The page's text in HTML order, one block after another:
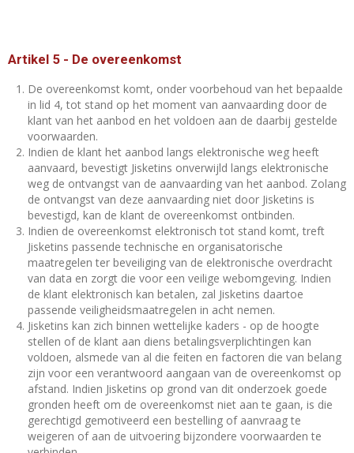
Artikel 5 - De overeenkomst
De overeenkomst komt, onder voorbehoud van het bepaalde
in lid 4, tot stand op het moment van aanvaarding door de
klant van het aanbod en het voldoen aan de daarbij gestelde
voorwaarden.
Indien de klant het aanbod langs elektronische weg heeft
aanvaard, bevestigt Jisketins onverwijld langs elektronische
weg de ontvangst van de aanvaarding van het aanbod. Zolang
de ontvangst van deze aanvaarding niet door Jisketins is
bevestigd, kan de klant de overeenkomst ontbinden.
Indien de overeenkomst elektronisch tot stand komt, treft
Jisketins passende technische en organisatorische
maatregelen ter beveiliging van de elektronische overdracht
van data en zorgt die voor een veilige webomgeving. Indien
de klant elektronisch kan betalen, zal Jisketins daartoe
passende veiligheidsmaatregelen in acht nemen.
Jisketins kan zich binnen wettelijke kaders - op de hoogte
stellen of de klant aan diens betalingsverplichtingen kan
voldoen, alsmede van al die feiten en factoren die van belang
zijn voor een verantwoord aangaan van de overeenkomst op
afstand. Indien Jisketins op grond van dit onderzoek goede
gronden heeft om de overeenkomst niet aan te gaan, is die
gerechtigd gemotiveerd een bestelling of aanvraag te
weigeren of aan de uitvoering bijzondere voorwaarden te